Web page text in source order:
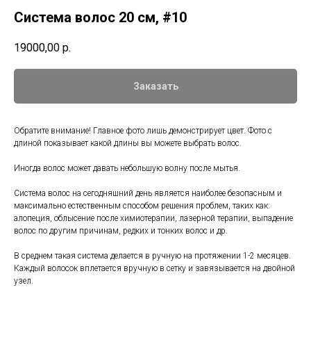
Система волос 20 см, #10
19000,00 р.
Заказать
Обратите внимание! Главное фото лишь демонстрирует цвет. Фото с
длиной показывает какой длины вы можете выбрать волос.
Иногда волос может давать небольшую волну после мытья.
Система волос на сегодняшний день является наиболее безопасным и
максимально естественным способом решения проблем, таких как:
алопеция, облысение после химиотерапии, лазерной терапии, выпадение
волос по другим причинам, редких и тонких волос и др.
В среднем такая система делается в ручную на протяжении 1-2 месяцев.
Каждый волосок вплетается вручную в сетку и завязывается на двойной
узел.